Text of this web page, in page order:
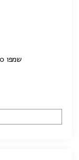
שמפו 700 קרטין וקייל | 1000 מ"ל